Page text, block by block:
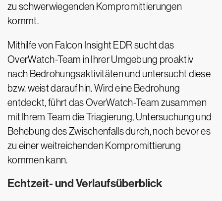
zu schwerwiegenden Kompromittierungen
kommt.
Mithilfe von Falcon Insight EDR sucht das
OverWatch-Team in Ihrer Umgebung proaktiv
nach Bedrohungsaktivitäten und untersucht diese
bzw. weist darauf hin. Wird eine Bedrohung
entdeckt, führt das OverWatch-Team zusammen
mit Ihrem Team die Triagierung, Untersuchung und
Behebung des Zwischenfalls durch, noch bevor es
zu einer weitreichenden Kompromittierung
kommen kann.
Echtzeit- und Verlaufsüberblick